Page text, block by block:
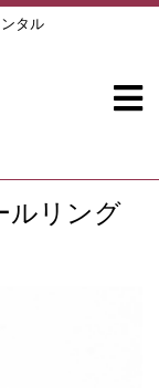
ンタル
ルリング